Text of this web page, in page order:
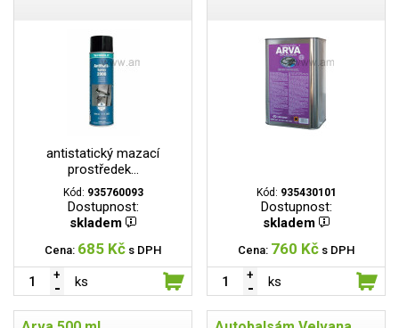
antistatický mazací
prostředek...
Kód: 935760093
Dostupnost:
skladem
Cena: 685 Kč s DPH
ks
Kód: 935430101
Dostupnost:
skladem
Cena: 760 Kč s DPH
ks